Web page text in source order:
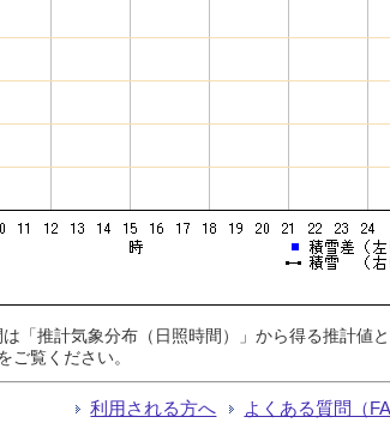
「推計気象分布（日照時間）」から得る推計値
ご覧ください。
利用される方へ よくある質問（